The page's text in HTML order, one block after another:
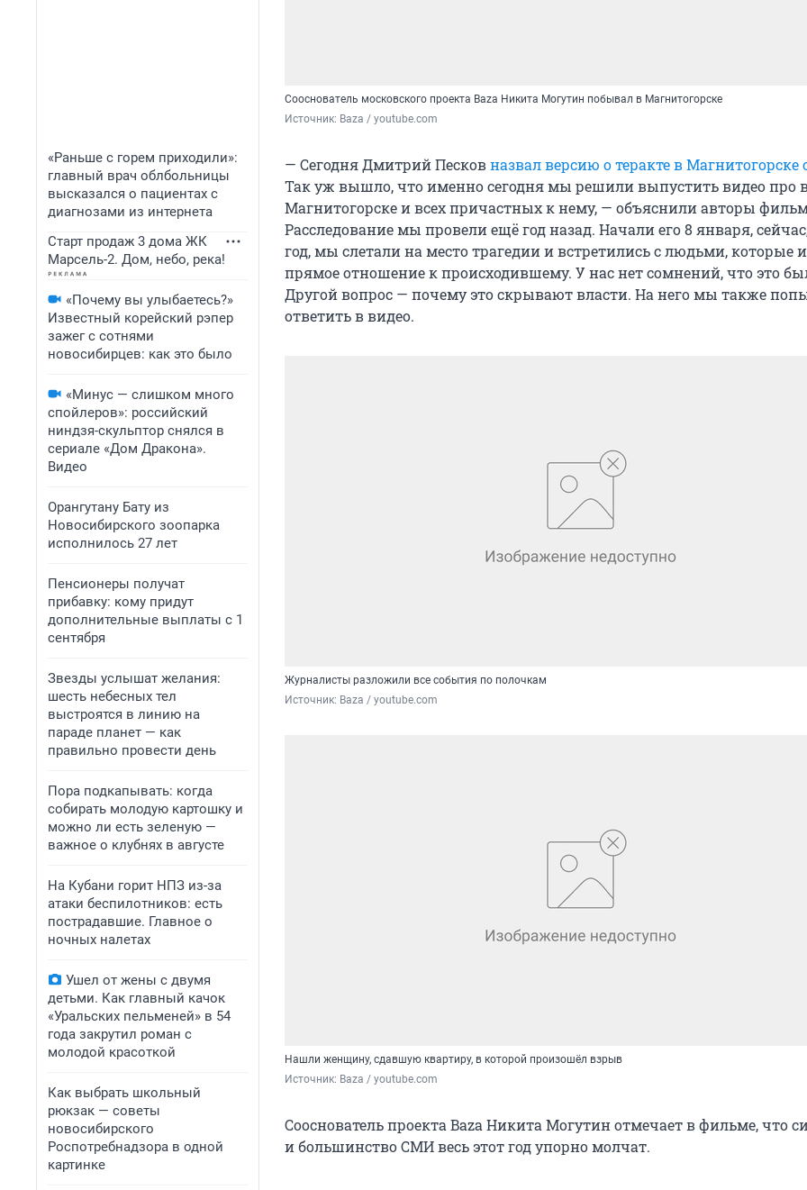
«Раньше с горем приходили»:
главный врач облбольницы
высказался о пациентах с
диагнозами из интернета
Старт продаж 3 дома ЖК
Марсель-2. Дом, небо, река!
«Почему вы улыбаетесь?»
Известный корейский рэпер
зажег с сотнями
новосибирцев: как это было
«Минус — слишком много
спойлеров»: российский
ниндзя-скульптор снялся в
сериале «Дом Дракона».
Видео
Орангутану Бату из
Новосибирского зоопарка
исполнилось 27 лет
Пенсионеры получат
прибавку: кому придут
дополнительные выплаты с 1
сентября
Звезды услышат желания:
шесть небесных тел
выстроятся в линию на
параде планет — как
правильно провести день
Пора подкапывать: когда
собирать молодую картошку и
можно ли есть зеленую —
важное о клубнях в августе
На Кубани горит НПЗ из-за
атаки беспилотников: есть
пострадавшие. Главное о
ночных налетах
Ушел от жены с двумя
детьми. Как главный качок
«Уральских пельменей» в 54
года закрутил роман с
молодой красоткой
Как выбрать школьный
рюкзак — советы
новосибирского
Роспотребнадзора в одной
картинке
Сооснователь московского проекта Baza Никита Могутин побывал в Магнитогорске
Источник: Baza / youtube.com
— Сегодня Дмитрий Песковназвал версию о теракте в Магнитогорске
Так уж вышло, что именно сегодня мы решили выпустить видео про
Магнитогорске и всех причастных к нему, — объяснили авторы
Расследование мы провели ещё год назад. Начали его 8 января,
год, мы слетали на место трагедии и встретились с людьми, которые
прямое отношение к происходившему. У нас нет сомнений, что это
Другой вопрос — почему это скрывают власти. На него мы также
ответить в видео.
Журналисты разложили все события по полочкам
Источник: Baza / youtube.com
Нашли женщину, сдавшую квартиру, в которой произошёл взрыв
Источник: Baza / youtube.com
Сооснователь проекта Baza Никита Могутин отмечает в фильме, что
и большинство СМИ весь этот год упорно молчат.